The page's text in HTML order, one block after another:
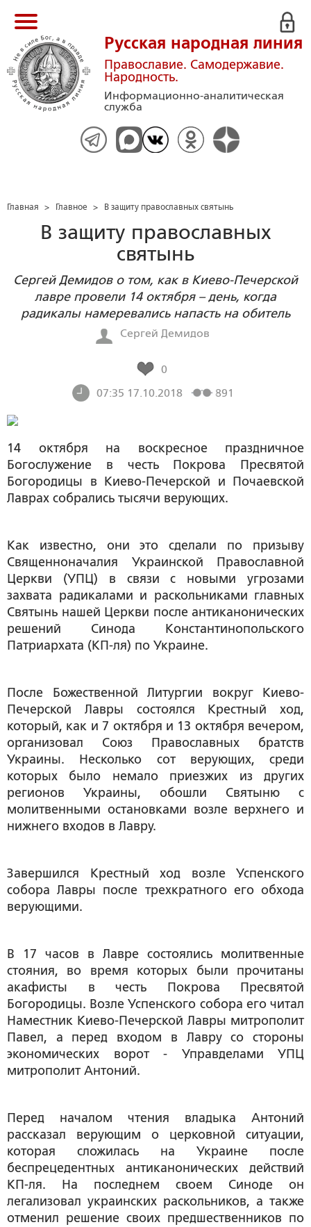
Русская народная линия
Православие. Самодержавие.
Народность.
Информационно-аналитическая
служба
Главная > Главное > В защиту православных святынь
В защиту православных
святынь
Сергей Демидов о том, как в Киево-Печерской
лавре провели 14 октября – день, когда
радикалы намеревались напасть на обитель
Сергей Демидов
0
07:35 17.10.2018
891
14 октября на воскресное праздничное
Богослужение в честь Покрова Пресвятой
Богородицы в Киево-Печерской и Почаевской
Лаврах собрались тысячи верующих.
Как известно, они это сделали по призыву
Священноначалия Украинской Православной
Церкви (УПЦ) в связи с новыми угрозами
захвата радикалами и раскольниками главных
Святынь нашей Церкви после антиканонических
решений Синода Константинопольского
Патриархата (КП-ля) по Украине.
После Божественной Литургии вокруг Киево-
Печерской Лавры состоялся Крестный ход,
который, как и 7 октября и 13 октября вечером,
организовал Союз Православных братств
Украины. Несколько сот верующих, среди
которых было немало приезжих из других
регионов Украины, обошли Святыню с
молитвенными остановками возле верхнего и
нижнего входов в Лавру.
Завершился Крестный ход возле Успенского
собора Лавры после трехкратного его обхода
верующими.
В 17 часов в Лавре состоялись молитвенные
стояния, во время которых были прочитаны
акафисты в честь Покрова Пресвятой
Богородицы. Возле Успенского собора его читал
Наместник Киево-Печерской Лавры митрополит
Павел, а перед входом в Лавру со стороны
экономических ворот - Управделами УПЦ
митрополит Антоний.
Перед началом чтения владыка Антоний
рассказал верующим о церковной ситуации,
которая сложилась на Украине после
беспрецедентных антиканонических действий
КП-ля. На последнем своем Синоде он
легализовал украинских раскольников, а также
отменил решение своих предшественников по